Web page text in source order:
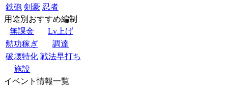
鉄砲 剣豪 忍者
用途別おすすめ編制
無課金
Lv上げ
勲功稼ぎ
調達
破壊特化 戦法早打ち
施設
イベント情報一覧